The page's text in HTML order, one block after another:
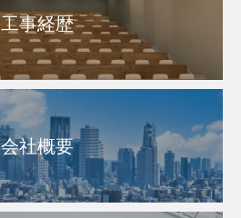
工事経歴
会社概要